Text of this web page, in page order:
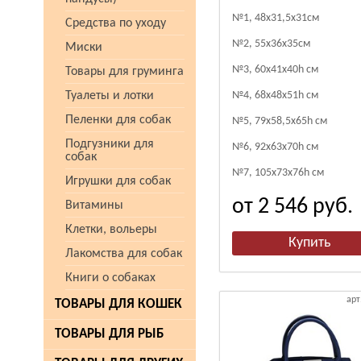
Средства по уходу
Миски
Товары для груминга
Туалеты и лотки
Пеленки для собак
Подгузники для
собак
Игрушки для собак
Витамины
Клетки, вольеры
Лакомства для собак
Книги о собаках
ТОВАРЫ ДЛЯ КОШЕК
ТОВАРЫ ДЛЯ РЫБ
№1, 48х31,5х31см
№2, 55х36х35см
№3, 60х41х40h см
№4, 68х48х51h см
№5, 79х58,5х65h см
№6, 92х63х70h см
№7, 105х73х76h см
от 2 546 руб.